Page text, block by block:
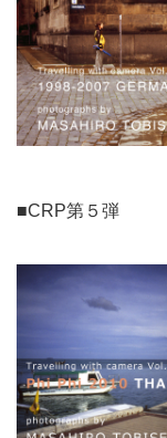
■CRP第５弾